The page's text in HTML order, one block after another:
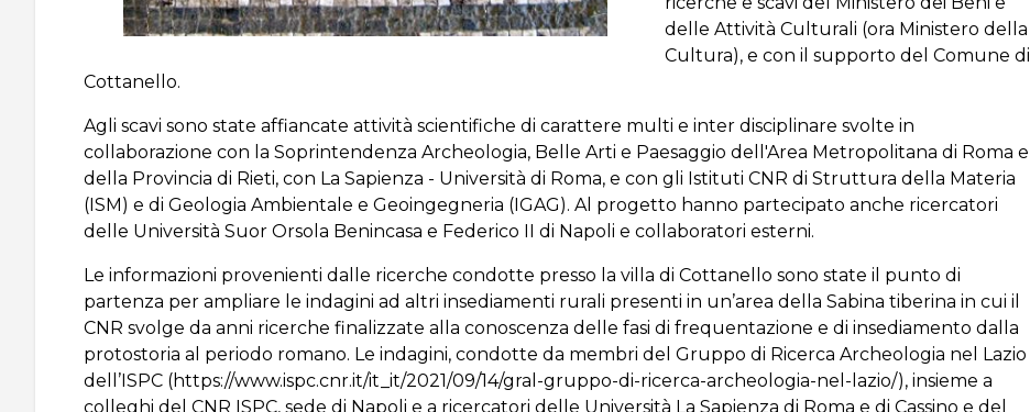
delle Attività Culturali (ora Ministero della
Cultura), e con il supporto del Comune di
Cottanello.
Agli scavi sono state affiancate attività scientifiche di carattere multi e inter disciplinare svolte in
collaborazione con la Soprintendenza Archeologia, Belle Arti e Paesaggio dell'Area Metropolitana di Roma e
della Provincia di Rieti, con La Sapienza - Università di Roma, e con gli Istituti CNR di Struttura della Materia
(ISM) e di Geologia Ambientale e Geoingegneria (IGAG). Al progetto hanno partecipato anche ricercatori
delle Università Suor Orsola Benincasa e Federico II di Napoli e collaboratori esterni.
Le informazioni provenienti dalle ricerche condotte presso la villa di Cottanello sono state il punto di
partenza per ampliare le indagini ad altri insediamenti rurali presenti in un’area della Sabina tiberina in cui il
CNR svolge da anni ricerche finalizzate alla conoscenza delle fasi di frequentazione e di insediamento dalla
protostoria al periodo romano. Le indagini, condotte da membri del Gruppo di Ricerca Archeologia nel Lazio
dell’ISPC (https://www.ispc.cnr.it/it_it/2021/09/14/gral-gruppo-di-ricerca-archeologia-nel-lazio/), insieme a
colleghi del CNR ISPC, sede di Napoli e a ricercatori delle Università La Sapienza di Roma e di Cassino e del